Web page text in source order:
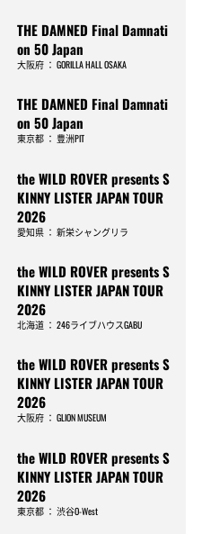
THE DAMNED Final Damnati
on 50 Japan
大阪府 ：GORILLA HALL OSAKA
THE DAMNED Final Damnati
on 50 Japan
東京都 ：豊洲PIT
the WILD ROVER presents S
KINNY LISTER JAPAN TOUR
2026
愛知県 ：新栄シャングリラ
the WILD ROVER presents S
KINNY LISTER JAPAN TOUR
2026
北海道 ：246ライブハウスGABU
the WILD ROVER presents S
KINNY LISTER JAPAN TOUR
2026
大阪府 ：GLION MUSEUM
the WILD ROVER presents S
KINNY LISTER JAPAN TOUR
2026
東京都 ：渋谷O-West